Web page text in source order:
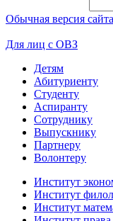
Обычная версия сайта
Для лиц с ОВЗ
Детям
Абитуриенту
Студенту
Аспиранту
Сотруднику
Выпускнику
Партнеру
Волонтеру
Институт
Институт
Институт